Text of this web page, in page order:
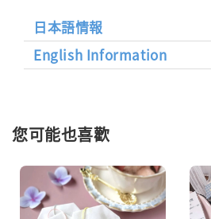
日本語情報
English Information
您可能也喜歡